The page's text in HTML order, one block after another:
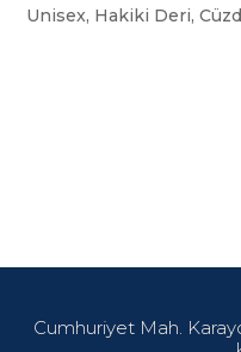
Unisex, Hakiki Deri,
Cumhuriyet Mah.